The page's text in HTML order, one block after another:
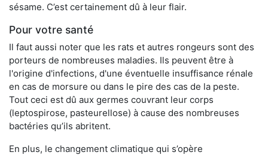
sésame. C’est certainement dû à leur flair.
Pour votre santé
Il faut aussi noter que les rats et autres rongeurs sont des
porteurs de nombreuses maladies. Ils peuvent être à
l'origine d'infections, d'une éventuelle insuffisance rénale
en cas de morsure ou dans le pire des cas de la peste.
Tout ceci est dû aux germes couvrant leur corps
(leptospirose, pasteurellose) à cause des nombreuses
bactéries qu’ils abritent.
En plus, le changement climatique qui s’opère